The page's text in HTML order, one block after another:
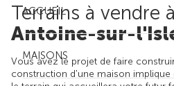
ACCUEIL
MAISONS
Terrains à vendre à
Antoine-sur-
Vous avez le projet de faire
construction d'une maison